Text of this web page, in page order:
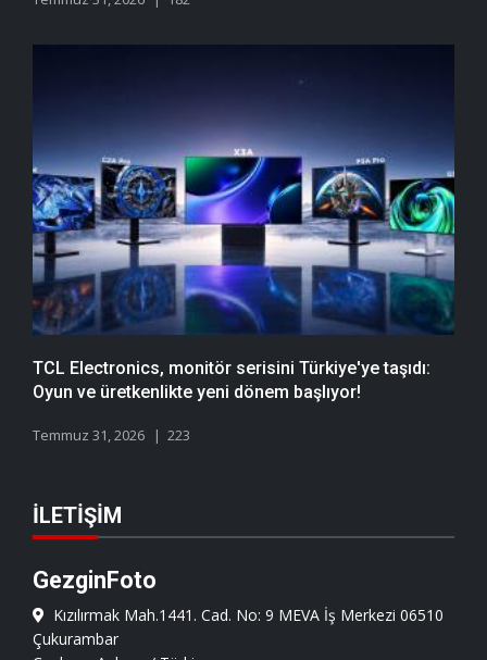
TCL Electronics, monitör serisini Türkiye'ye taşıdı:
Oyun ve üretkenlikte yeni dönem başlıyor!
Temmuz 31, 2026 223
İLETIŞIM
GezginFoto
Kızılırmak Mah.1441. Cad. No: 9 MEVA İş Merkezi 06510
Çukurambar